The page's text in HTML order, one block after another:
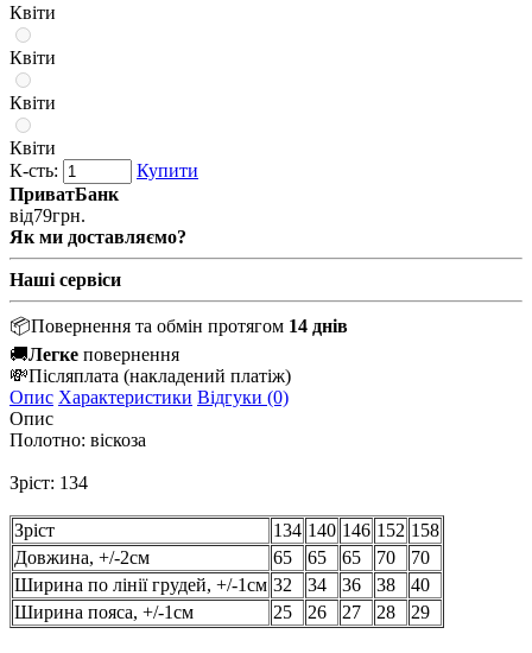
Квіти
Квіти
Квіти
Квіти
К-сть:
Купити
ПриватБанк
від79грн.
Як ми доставляємо?
Наші сервіси
📦Повернення та обмін протягом 14 днів
🚚Легке повернення
💸Післяплата (накладений платіж)
Опис Характеристики Відгуки (0)
Опис
Полотно: віскоза
Зріст: 134
Зріст 134 140 146 152 158
Довжина, +/-2см
65 65 65 70
70
Ширина по лінії грудей, +/-1см 32 34 36 38
40
Ширина пояса, +/-1см
25 26 27 28 29